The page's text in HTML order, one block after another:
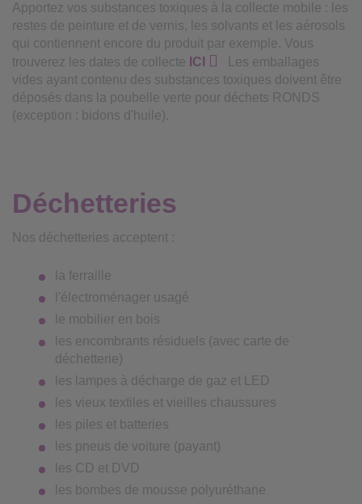
Apportez vos substances toxiques à la collecte mobile : les
restes de peinture et de vernis, les solvants et les aérosols
qui contiennent encore du produit par exemple. Vous
trouverez les dates de collecte ICI
Les emballages
vides ayant contenu des substances toxiques doivent être
déposés dans la poubelle verte pour déchets RONDS
(exception : bidons d'huile).
Déchetteries
Nos déchetteries acceptent :
la ferraille
l'électroménager usagé
le mobilier en bois
les encombrants résiduels (avec carte de
déchetterie)
les lampes à décharge de gaz et LED
les vieux textiles et vieilles chaussures
les piles et batteries
les pneus de voiture (payant)
les CD et DVD
les bombes de mousse polyuréthane